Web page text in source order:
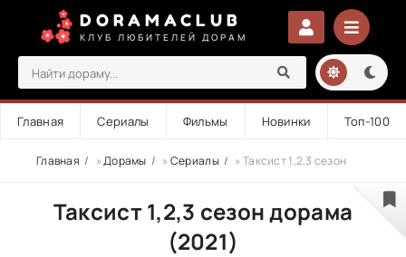
DORAMACLUB
КЛУБ ЛЮБИТЕЛЕЙ ДОРАМ
Главная Сериалы Фильмы Новинки Топ-100
Главная »Дорамы » Сериалы » Таксист 1,2,3 сезон
Таксист 1,2,3 сезон дорама
(2021)